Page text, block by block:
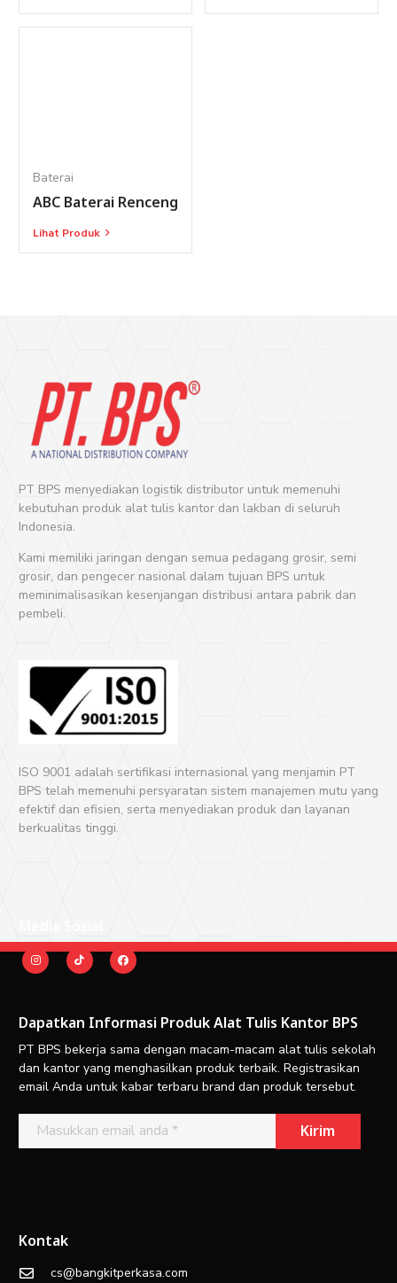
Baterai
ABC Baterai Renceng
Lihat Produk
PT BPS menyediakan logistik distributor untuk memenuhi
kebutuhan produk alat tulis kantor dan lakban di seluruh
Indonesia.
Kami memiliki jaringan dengan semua pedagang grosir, semi
grosir, dan pengecer nasional dalam tujuan BPS untuk
meminimalisasikan kesenjangan distribusi antara pabrik dan
pembeli.
ISO 9001 adalah sertifikasi internasional yang menjamin PT
BPS telah memenuhi persyaratan sistem manajemen mutu yang
efektif dan efisien, serta menyediakan produk dan layanan
berkualitas tinggi.
Dapatkan Informasi Produk Alat Tulis Kantor BPS
PT BPS bekerja sama dengan macam-macam alat tulis sekolah
dan kantor yang menghasilkan produk terbaik. Registrasikan
email Anda untuk kabar terbaru brand dan produk tersebut.
Kontak
cs@bangkitperkasa.com